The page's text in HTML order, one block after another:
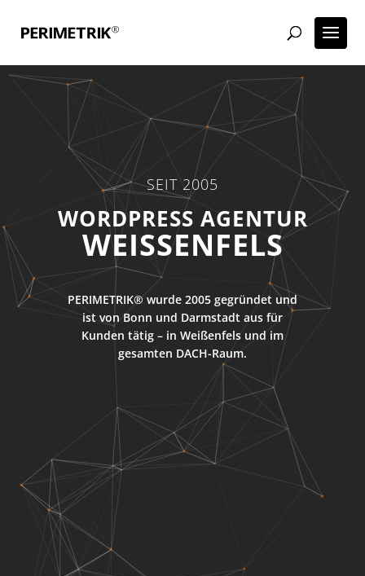
SEIT 2005
ECOMMERCE AGENTUR
WEISSENFELS
PERIMETRIK® wurde 2005 gegründet und
ist von Bonn und Darmstadt aus für
Kunden tätig – in Weißenfels und im
gesamten DACH-Raum.